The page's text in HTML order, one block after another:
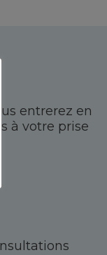
entrerez en
à votre prise